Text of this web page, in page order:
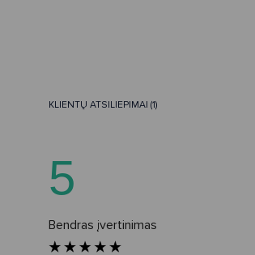
KLIENTŲ ATSILIEPIMAI (1)
5
Bendras įvertinimas